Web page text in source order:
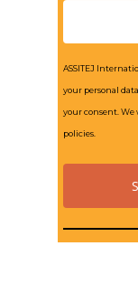
ASSITEJ
your personal
your consent. We
policies.